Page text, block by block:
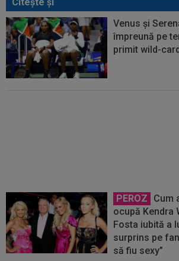
Venus și
împreună pe
primit wild-
PEROZ
Cum
ocupă Kendra
Fosta iubită a
surprins pe
să fiu sexy”